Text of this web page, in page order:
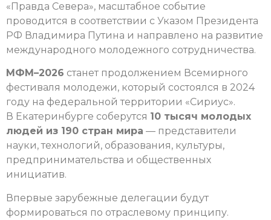
«Правда Севера», масштабное событие
проводится в соответствии с Указом Президента
РФ Владимира Путина и направлено на развитие
международного молодежного сотрудничества.
МФМ–2026 станет продолжением Всемирного
фестиваля молодежи, который состоялся в 2024
году на федеральной территории «Сириус».
В Екатеринбурге соберутся 10 тысяч молодых
людей из 190 стран мира — представители
науки, технологий, образования, культуры,
предпринимательства и общественных
инициатив.
Впервые зарубежные делегации будут
формироваться по отраслевому принципу.